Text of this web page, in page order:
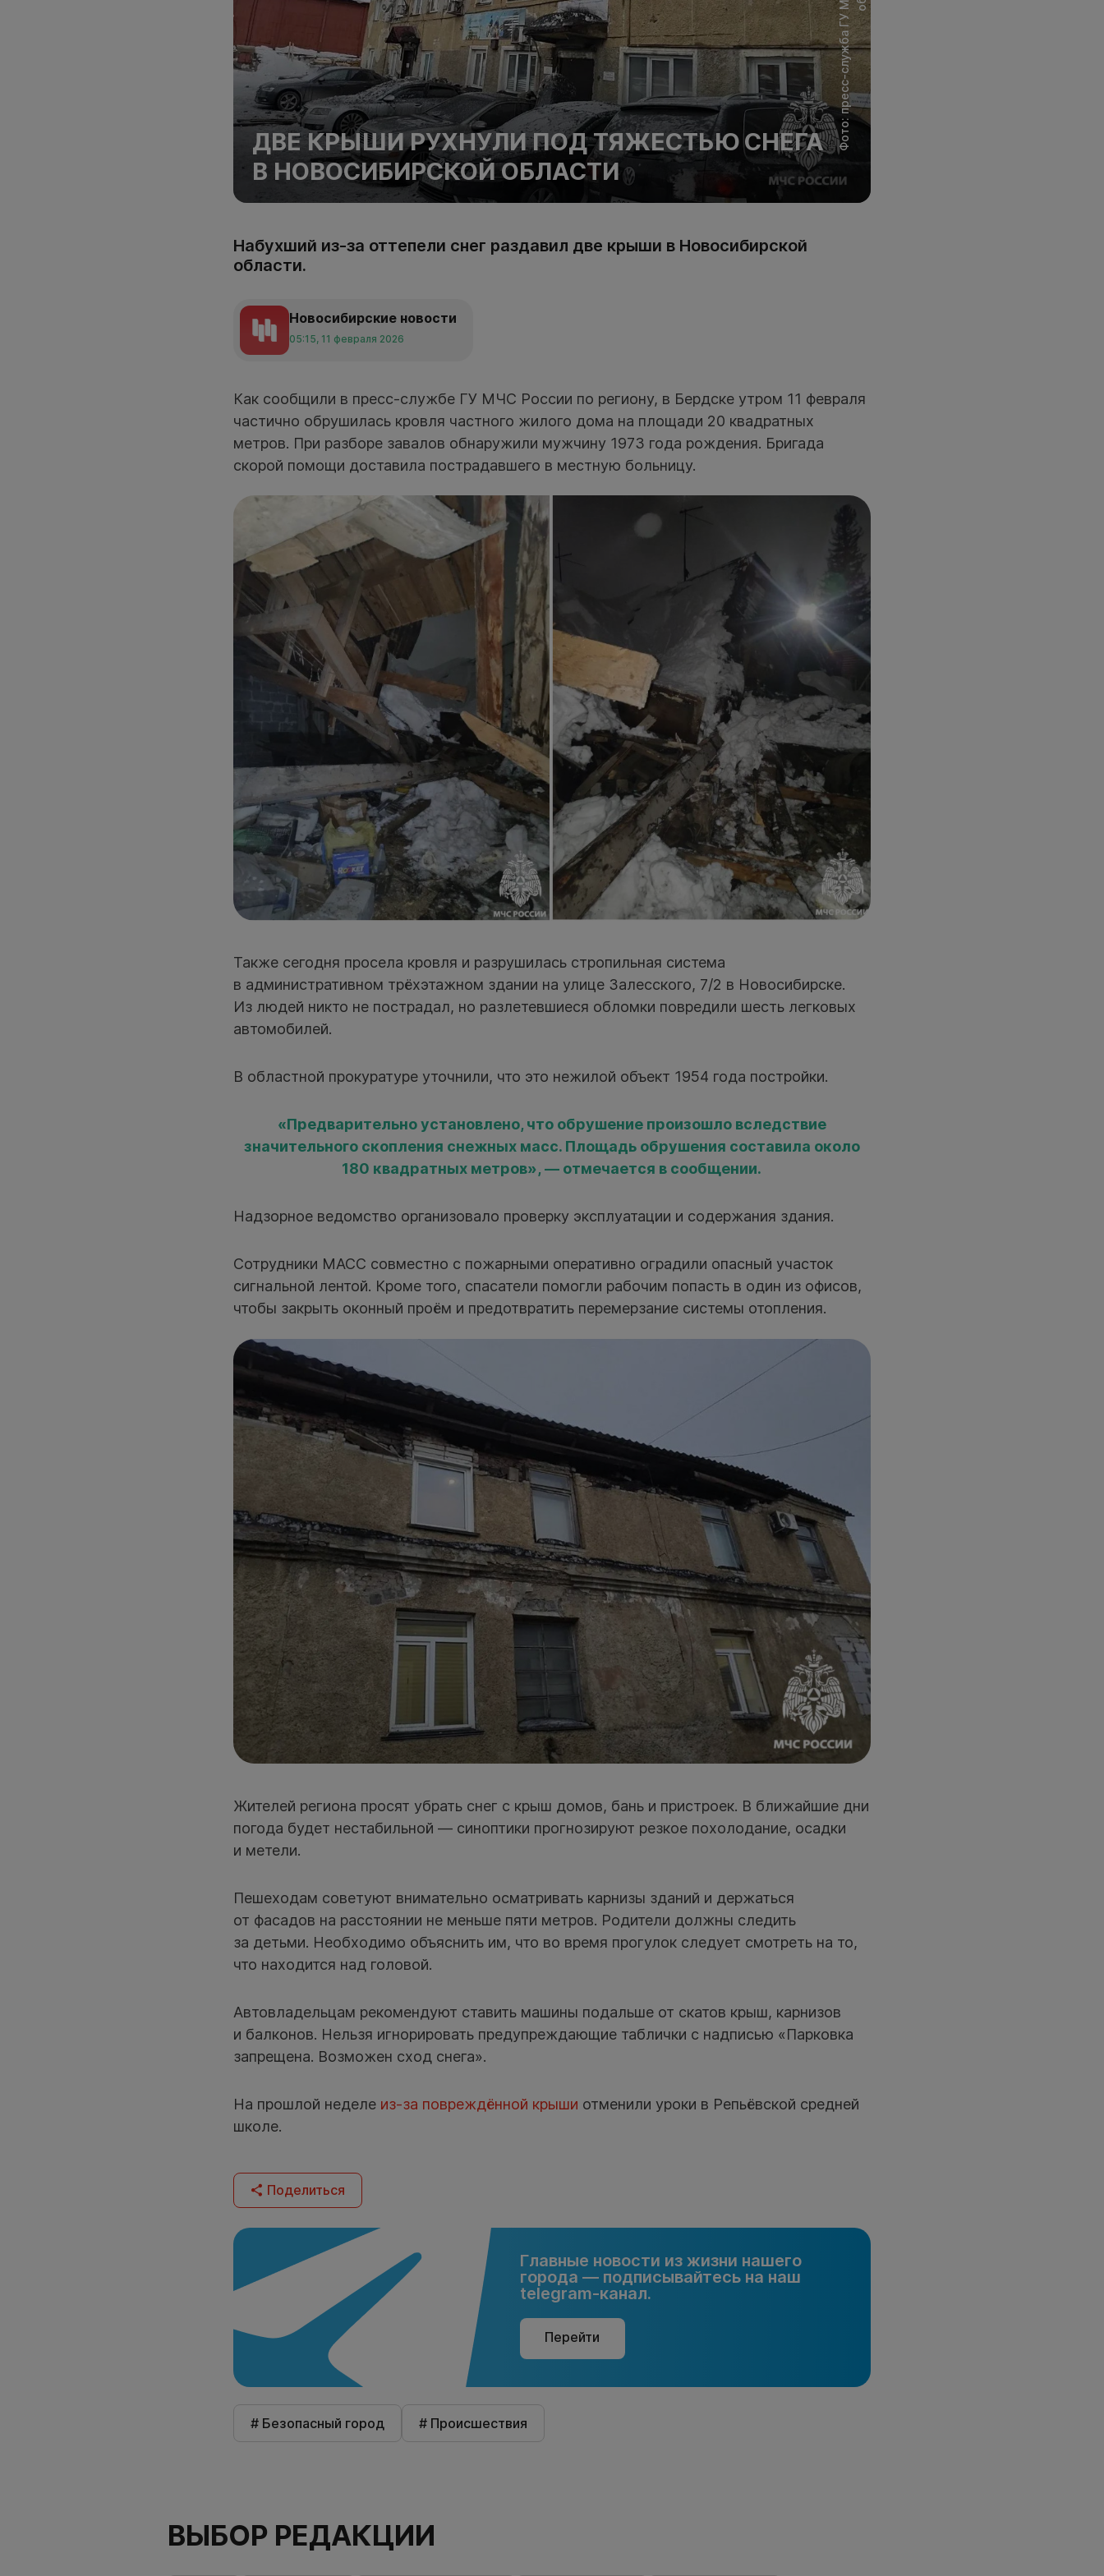
ДВЕ КРЫШИ РУХНУЛИ ПОД ТЯЖЕСТЬЮ СНЕГА
В НОВОСИБИРСКОЙ ОБЛАСТИ
Набухший из-за оттепели снег раздавил две крыши в Новосибирской
области.
Новосибирские новости
05:15, 11 февраля 2026
Как сообщили в пресс-службе ГУ МЧС России по региону, в Бердске утром 11 февраля
частично обрушилась кровля частного жилого дома на площади 20 квадратных
метров. При разборе завалов обнаружили мужчину 1973 года рождения. Бригада
скорой помощи доставила пострадавшего в местную больницу.
Также сегодня просела кровля и разрушилась стропильная система
в административном трёхэтажном здании на улице Залесского, 7/2 в Новосибирске.
Из людей никто не пострадал, но разлетевшиеся обломки повредили шесть легковых
автомобилей.
В областной прокуратуре уточнили, что это нежилой объект 1954 года постройки.
«Предварительно установлено, что обрушение произошло вследствие
значительного скопления снежных масс. Площадь обрушения составила около
180 квадратных метров», — отмечается в сообщении.
Надзорное ведомство организовало проверку эксплуатации и содержания здания.
Сотрудники МАСС совместно с пожарными оперативно оградили опасный участок
сигнальной лентой. Кроме того, спасатели помогли рабочим попасть в один из офисов,
чтобы закрыть оконный проём и предотвратить перемерзание системы отопления.
Жителей региона просят убрать снег с крыш домов, бань и пристроек. В ближайшие дни
погода будет нестабильной — синоптики прогнозируют резкое похолодание, осадки
и метели.
Пешеходам советуют внимательно осматривать карнизы зданий и держаться
от фасадов на расстоянии не меньше пяти метров. Родители должны следить
за детьми. Необходимо объяснить им, что во время прогулок следует смотреть на то,
что находится над головой.
Автовладельцам рекомендуют ставить машины подальше от скатов крыш, карнизов
и балконов. Нельзя игнорировать предупреждающие таблички с надписью «Парковка
запрещена. Возможен сход снега».
На прошлой неделе из-за повреждённой крыши отменили уроки в Репьёвской средней
школе.
Поделиться
Главные новости из жизни нашего
города — подписывайтесь на наш
telegram-канал.
Перейти
# Безопасный город # Происшествия
ВЫБОР РЕДАКЦИИ